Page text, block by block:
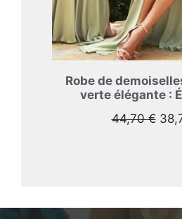
Robe de
verte élégante :
44,70€ Le